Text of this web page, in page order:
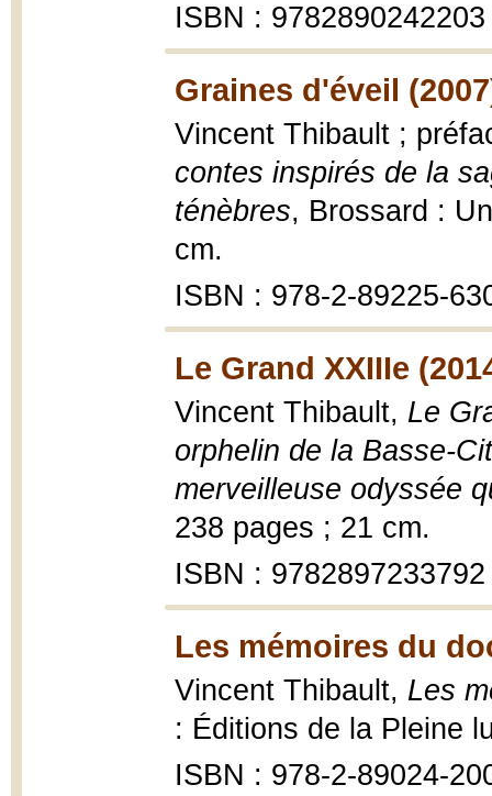
ISBN : 9782890242203
Graines d'éveil
Vincent Thibault ;
contes inspirés de la
ténèbres, Brossard :
cm.
ISBN : 978-2-89225-
Le Grand XXIIIe
Vincent Thibault, Le
orphelin de la Basse-
merveilleuse odyssée
238 pages ; 21 cm.
ISBN : 9782897233792
Les mémoires du
Vincent Thibault, Les
: Éditions de la Pleine
ISBN : 978-2-89024-